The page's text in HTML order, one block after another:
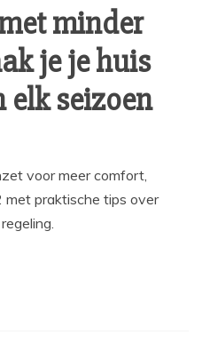
minder
je je huis
seizoen
voor meer comfort,
met praktische tips over